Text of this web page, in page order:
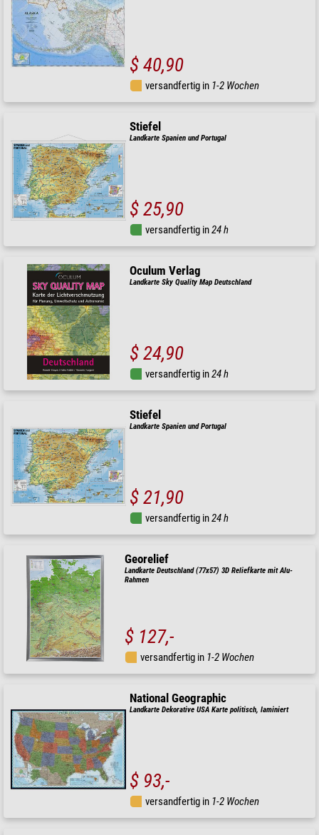
$ 40,90
versandfertig in 1-2 Wochen
Stiefel
Landkarte Spanien und Portugal
$ 25,90
versandfertig in24 h
Oculum Verlag
Landkarte Sky Quality Map Deutschland
$ 24,90
versandfertig in24 h
Stiefel
Landkarte Spanien und Portugal
$ 21,90
versandfertig in24 h
Georelief
Landkarte Deutschland (77x57) 3D Reliefkarte mit Alu-
Rahmen
$ 127,-
versandfertig in 1-2 Wochen
National Geographic
Landkarte Dekorative USA Karte politisch, laminiert
$ 93,-
versandfertig in 1-2 Wochen